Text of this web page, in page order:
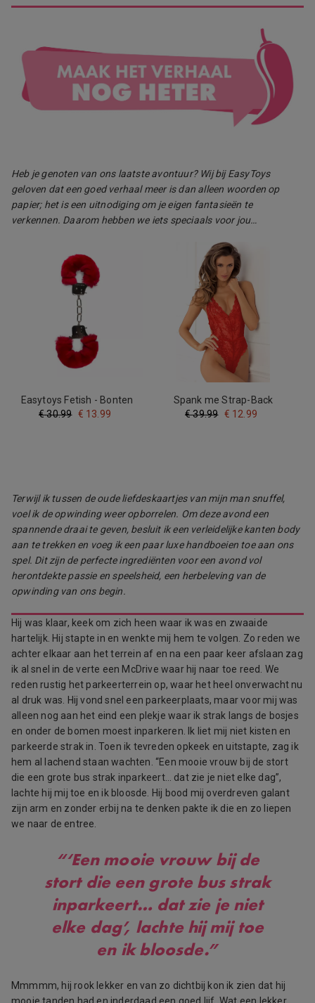
Heb je genoten van ons laatste avontuur? Wij bij EasyToys
geloven dat een goed verhaal meer is dan alleen woorden op
papier; het is een uitnodiging om je eigen fantasieën te
verkennen. Daarom hebben we iets speciaals voor jou…
Easytoys Fetish - Bonten
handboeien - rood
€ 30.99 € 13.99
Spank me Strap-Back
Kanten Body - Rood
€ 39.99 € 12.99
Terwijl ik tussen de oude liefdeskaartjes van mijn man snuffel,
voel ik de opwinding weer opborrelen. Om deze avond een
spannende draai te geven, besluit ik een verleidelijke kanten body
aan te trekken en voeg ik een paar luxe handboeien toe aan ons
spel. Dit zijn de perfecte ingrediënten voor een avond vol
herontdekte passie en speelsheid, een herbeleving van de
opwinding van ons begin.
Hij was klaar, keek om zich heen waar ik was en zwaaide
hartelijk. Hij stapte in en wenkte mij hem te volgen. Zo reden we
achter elkaar aan het terrein af en na een paar keer afslaan zag
ik al snel in de verte een McDrive waar hij naar toe reed. We
reden rustig het parkeerterrein op, waar het heel onverwacht nu
al druk was. Hij vond snel een parkeerplaats, maar voor mij was
alleen nog aan het eind een plekje waar ik strak langs de bosjes
en onder de bomen moest inparkeren. Ik liet mij niet kisten en
parkeerde strak in. Toen ik tevreden opkeek en uitstapte, zag ik
hem al lachend staan wachten. “Een mooie vrouw bij de stort
die een grote bus strak inparkeert… dat zie je niet elke dag”,
lachte hij mij toe en ik bloosde. Hij bood mij overdreven galant
zijn arm en zonder erbij na te denken pakte ik die en zo liepen
we naar de entree.
“‘Een mooie vrouw bij de
stort die een grote bus strak
inparkeert… dat zie je niet
elke dag’, lachte hij mij toe
en ik bloosde.”
Mmmmm, hij rook lekker en van zo dichtbij kon ik zien dat hij
mooie tanden had en inderdaad een goed lijf. Wat een lekker